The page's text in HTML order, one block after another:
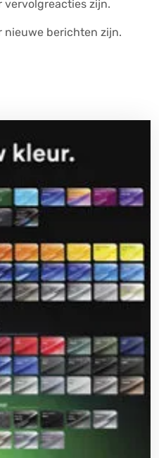
vervolgreacties zijn.
nieuwe berichten zijn.